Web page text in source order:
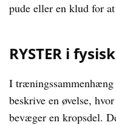
pude eller en klud for
RYSTER i
I
beskrive en øvelse,
bevæger en kropsdel.